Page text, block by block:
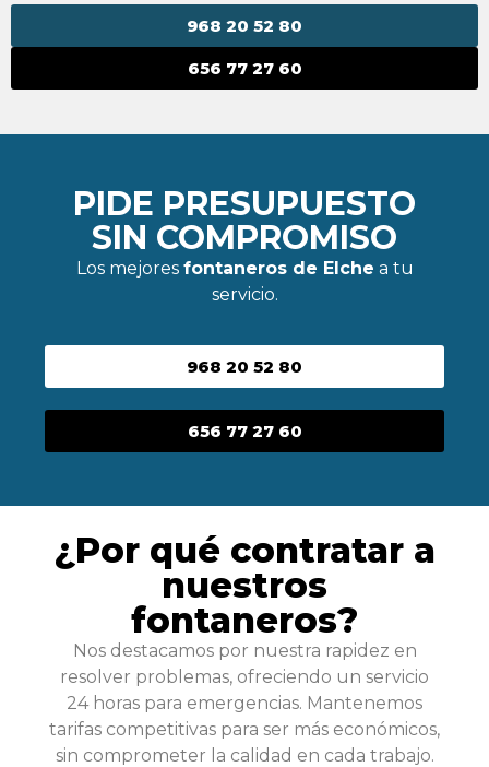
656 77 27 60
968 20 52 80
PIDE PRESUPUESTO
SIN COMPROMISO
Los mejores fontaneros de Elche a tu
servicio.
656 77 27 60
968 20 52 80
¿Por qué contratar a
nuestros
fontaneros?
Nos destacamos por nuestra rapidez en
resolver problemas, ofreciendo un servicio
24 horas para emergencias. Mantenemos
tarifas competitivas para ser más económicos,
sin comprometer la calidad en cada trabajo.